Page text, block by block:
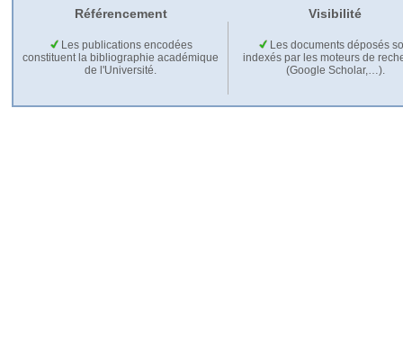
Référencement Visibilité
Les publications encodées
constituent la bibliographie académique
de l'Université.
Les documents déposés
indexés par les moteurs de
(Google Scholar,…).